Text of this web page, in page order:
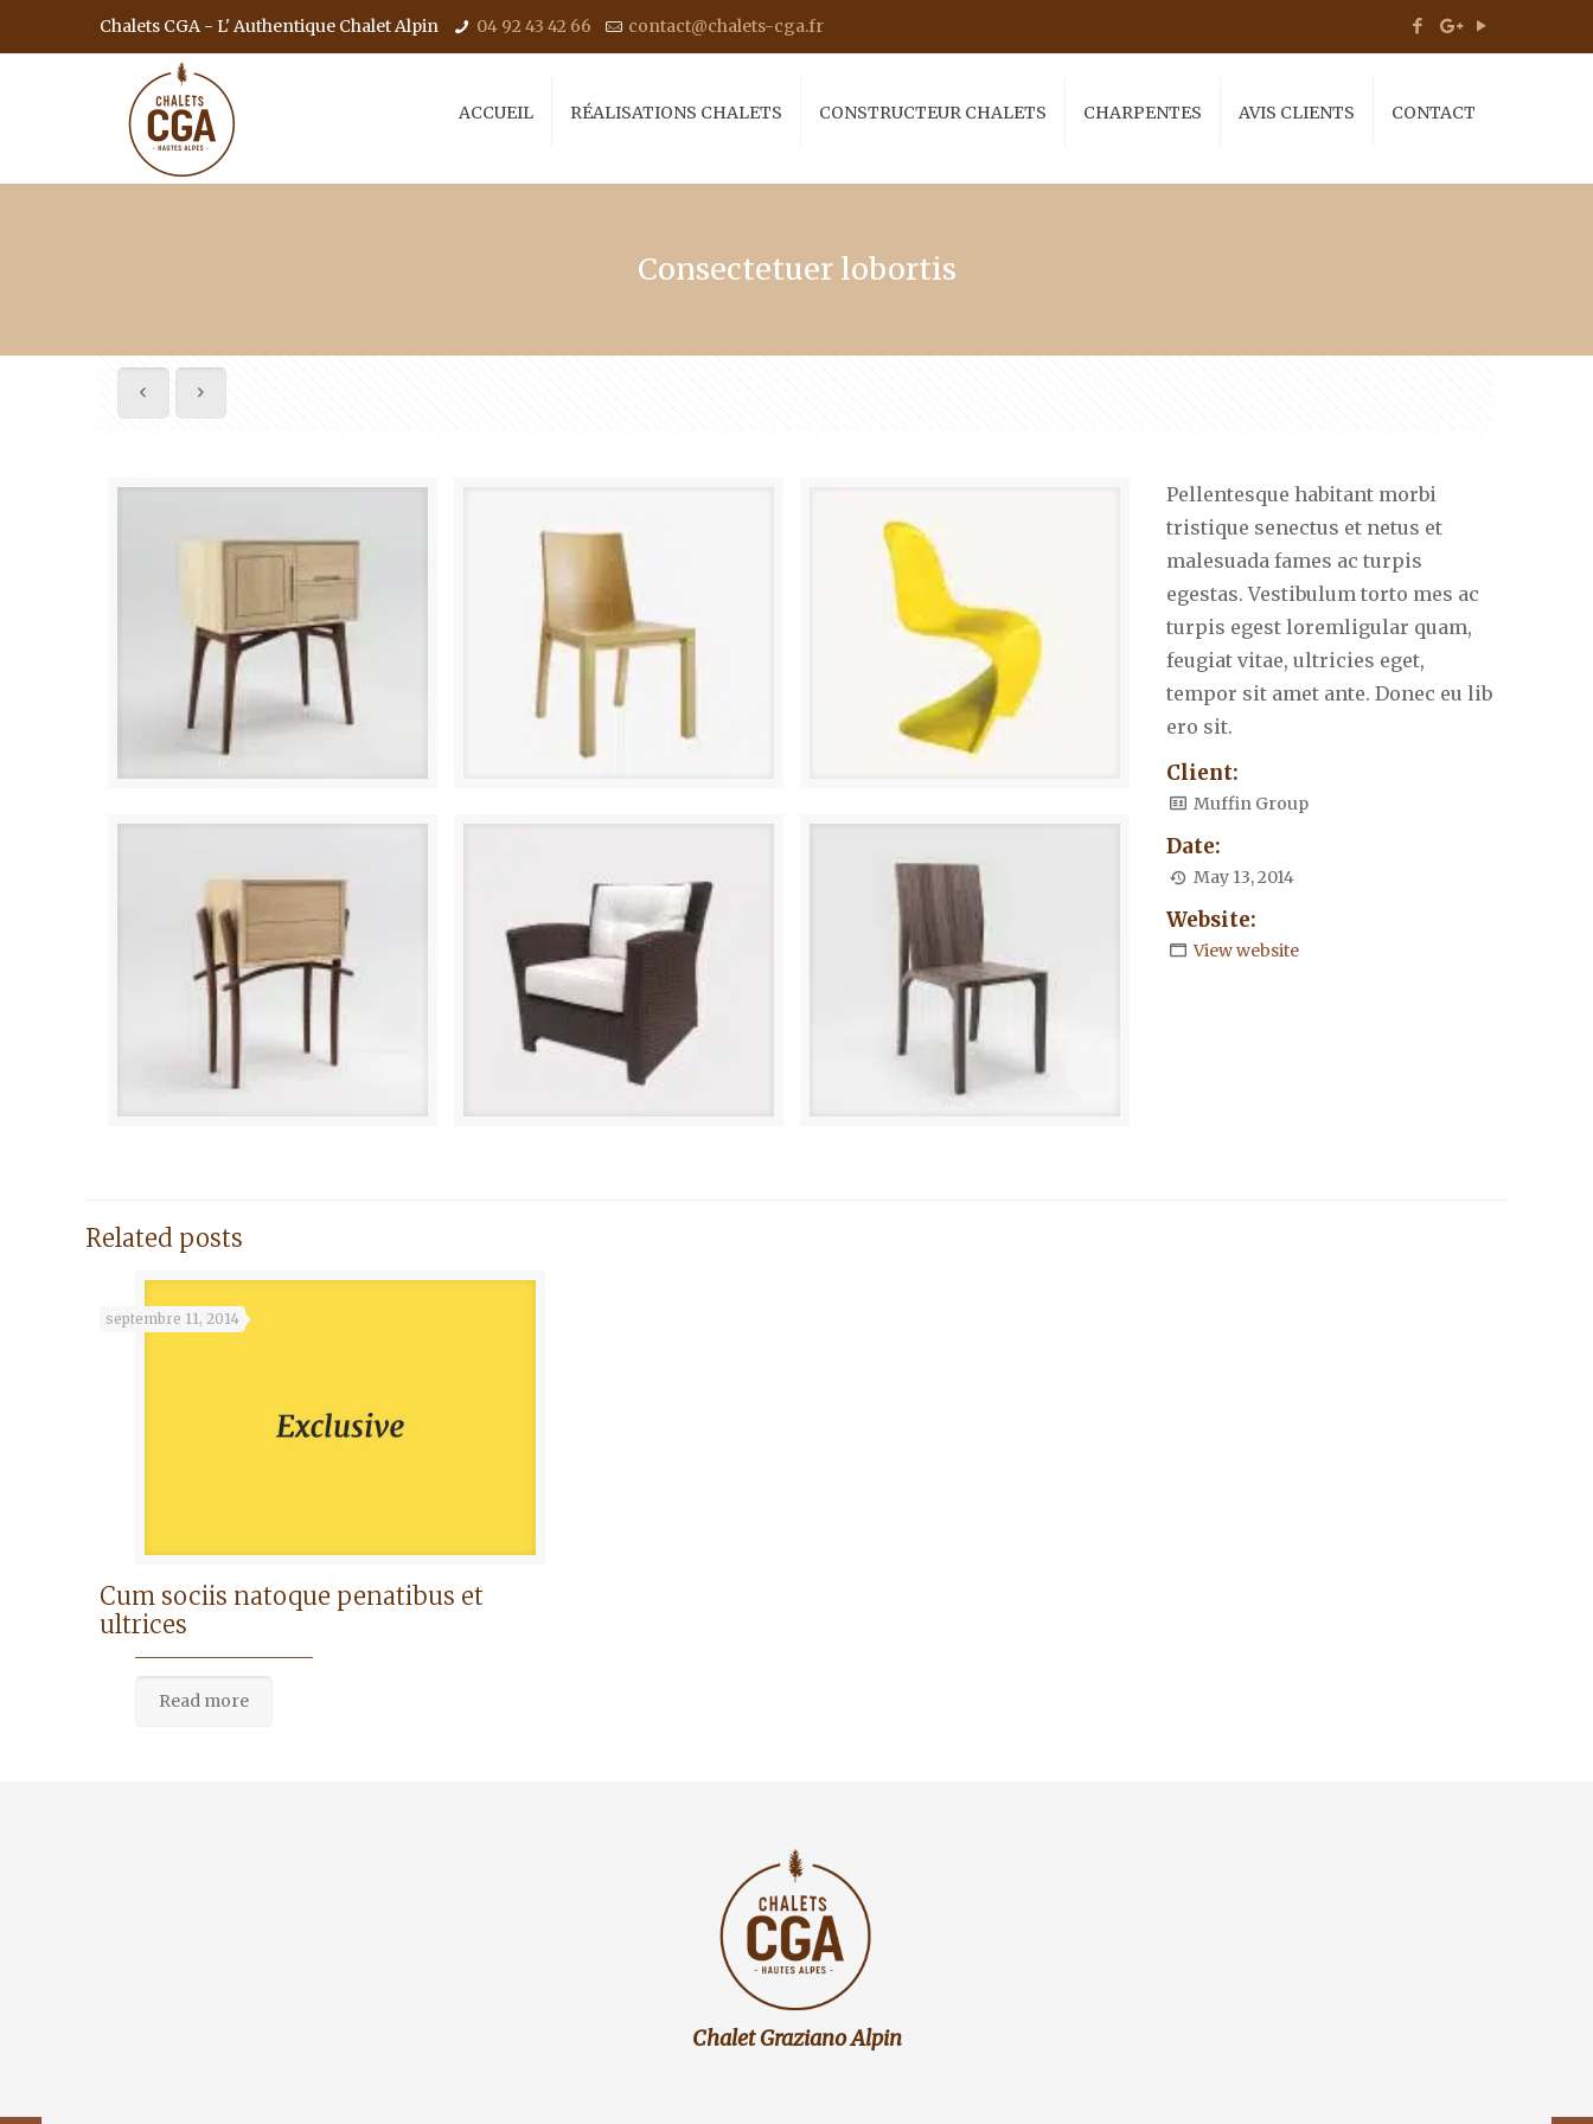
Chalets CGA - L' Authentique Chalet Alpin 04 92 43 42 66 contact@chalets-cga.fr
ACCUEIL RÉALISATIONS CHALETS CONSTRUCTEUR CHALETS CHARPENTES AVIS CLIENTS CONTACT
Consectetuer lobortis
Pellentesque habitant morbi
tristique senectus et netus et
malesuada fames ac turpis
egestas. Vestibulum torto mes ac
turpis egest loremligular quam,
feugiat vitae, ultricies eget,
tempor sit amet ante. Donec eu lib
ero sit.
Client:
Muffin Group
Date:
May 13, 2014
Website:
View website
Related posts
septembre 11, 2014
Cum sociis natoque penatibus et
ultrices
Read more
Chalet Graziano Alpin